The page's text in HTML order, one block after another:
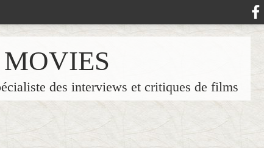
MOVIES
des interviews et critiques de films